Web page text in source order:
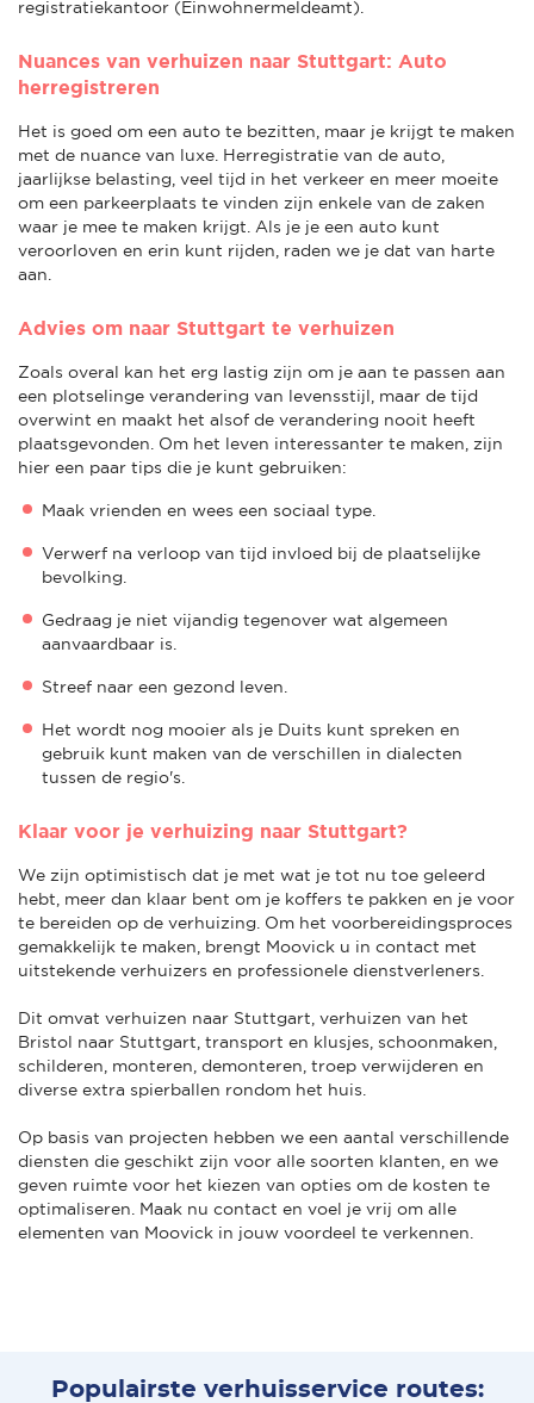
registratiekantoor (Einwohnermeldeamt).
Nuances van verhuizen naar Stuttgart: Auto
herregistreren
Het is goed om een auto te bezitten, maar je krijgt te maken
met de nuance van luxe. Herregistratie van de auto,
jaarlijkse belasting, veel tijd in het verkeer en meer moeite
om een parkeerplaats te vinden zijn enkele van de zaken
waar je mee te maken krijgt. Als je je een auto kunt
veroorloven en erin kunt rijden, raden we je dat van harte
aan.
Advies om naar Stuttgart te verhuizen
Zoals overal kan het erg lastig zijn om je aan te passen aan
een plotselinge verandering van levensstijl, maar de tijd
overwint en maakt het alsof de verandering nooit heeft
plaatsgevonden. Om het leven interessanter te maken, zijn
hier een paar tips die je kunt gebruiken:
Maak vrienden en wees een sociaal type.
Verwerf na verloop van tijd invloed bij de plaatselijke
bevolking.
Gedraag je niet vijandig tegenover wat algemeen
aanvaardbaar is.
Streef naar een gezond leven.
Het wordt nog mooier als je Duits kunt spreken en
gebruik kunt maken van de verschillen in dialecten
tussen de regio's.
Klaar voor je verhuizing naar Stuttgart?
We zijn optimistisch dat je met wat je tot nu toe geleerd
hebt, meer dan klaar bent om je koffers te pakken en je voor
te bereiden op de verhuizing. Om het voorbereidingsproces
gemakkelijk te maken, brengt Moovick u in contact met
uitstekende verhuizers en professionele dienstverleners.
Dit omvat verhuizen naar Stuttgart, verhuizen van het
Bristol naar Stuttgart, transport en klusjes, schoonmaken,
schilderen, monteren, demonteren, troep verwijderen en
diverse extra spierballen rondom het huis.
Op basis van projecten hebben we een aantal verschillende
diensten die geschikt zijn voor alle soorten klanten, en we
geven ruimte voor het kiezen van opties om de kosten te
optimaliseren. Maak nu contact en voel je vrij om alle
elementen van Moovick in jouw voordeel te verkennen.
Populairste verhuisservice routes: